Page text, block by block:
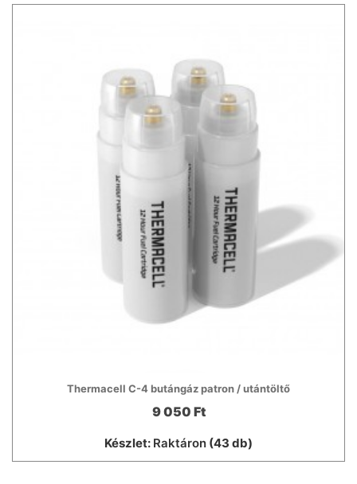
Thermacell C-4 butángáz patron / utántöltő
9 050 Ft
Készlet: Raktáron (43 db)